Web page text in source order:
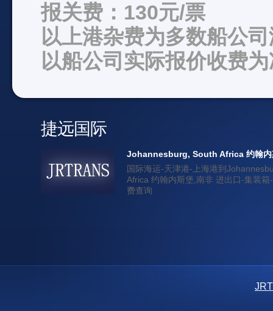
报关费：130元/票
以上港杂费为多数船公
以船公司实际报价收费
捷远国际
Johannesburg, South Africa 约翰内
国际海运-天津港-上海港到
Africa 约翰内斯堡,南非 进出口-集装箱
费查询